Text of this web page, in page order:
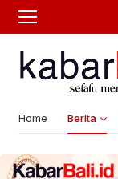
Home Berita